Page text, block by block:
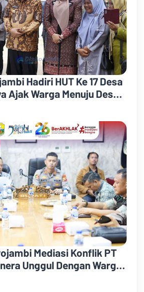
Hadiri HUT Ke 17 Desa
Ajak Warga Menuju Desa
Mediasi Konflik PT
Unggul Dengan Warga